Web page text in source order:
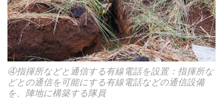
④指揮所などと通信する有線電話を設置：指揮所な
どとの通信を可能にする有線電話などの通信設備
を、陣地に構築する隊員